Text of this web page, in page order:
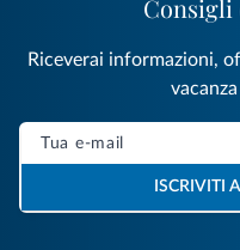
Riceverai informazioni,
ISCRIVITI